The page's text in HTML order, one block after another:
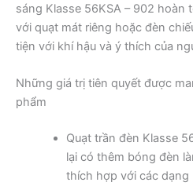
sáng Klasse 56KSA – 902 hoàn
với quạt mát riêng hoặc đèn
tiện với khí hậu và ý thích của
Những giá trị tiên quyết được
phẩm
Quạt trần đèn Klasse
lại có thêm bóng đèn
thích hợp với các